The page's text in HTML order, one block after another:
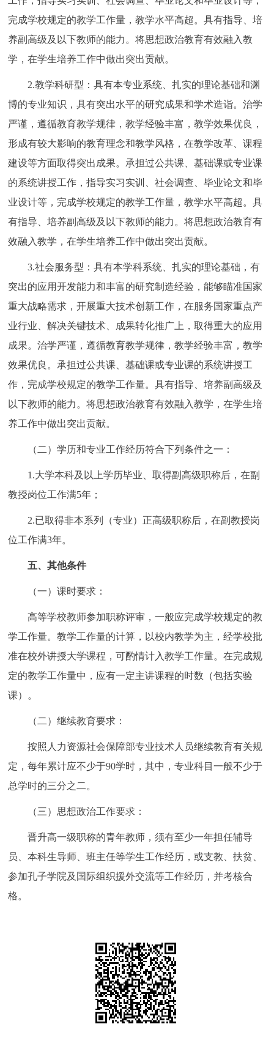
完成学校规定的教学工作量，教学水平高超。具有指导、培
养副高级及以下教师的能力。将思想政治教育有效融入教
学，在学生培养工作中做出突出贡献。
2.教学科研型：具有本专业系统、扎实的理论基础和渊
博的专业知识，具有突出水平的研究成果和学术造诣。治学
严谨，遵循教育教学规律，教学经验丰富，教学效果优良，
形成有较大影响的教育理念和教学风格，在教学改革、课程
建设等方面取得突出成果。承担过公共课、基础课或专业课
的系统讲授工作，指导实习实训、社会调查、毕业论文和毕
业设计等，完成学校规定的教学工作量，教学水平高超。具
有指导、培养副高级及以下教师的能力。将思想政治教育有
效融入教学，在学生培养工作中做出突出贡献。
3.社会服务型：具有本学科系统、扎实的理论基础，有
突出的应用开发能力和丰富的研究制造经验，能够瞄准国家
重大战略需求，开展重大技术创新工作，在服务国家重点产
业行业、解决关键技术、成果转化推广上，取得重大的应用
成果。治学严谨，遵循教育教学规律，教学经验丰富，教学
效果优良。承担过公共课、基础课或专业课的系统讲授工
作，完成学校规定的教学工作量。具有指导、培养副高级及
以下教师的能力。将思想政治教育有效融入教学，在学生培
养工作中做出突出贡献。
（二）学历和专业工作经历符合下列条件之一：
1.大学本科及以上学历毕业、取得副高级职称后，在副
教授岗位工作满5年；
2.已取得非本系列（专业）正高级职称后，在副教授岗
位工作满3年。
五、其他条件
（一）课时要求：
高等学校教师参加职称评审，一般应完成学校规定的教
学工作量。教学工作量的计算，以校内教学为主，经学校批
准在校外讲授大学课程，可酌情计入教学工作量。在完成规
定的教学工作量中，应有一定主讲课程的时数（包括实验
课）。
（二）继续教育要求：
按照人力资源社会保障部专业技术人员继续教育有关规
定，每年累计应不少于90学时，其中，专业科目一般不少于
总学时的三分之二。
（三）思想政治工作要求：
晋升高一级职称的青年教师，须有至少一年担任辅导
员、本科生导师、班主任等学生工作经历，或支教、扶贫、
参加孔子学院及国际组织援外交流等工作经历，并考核合
格。